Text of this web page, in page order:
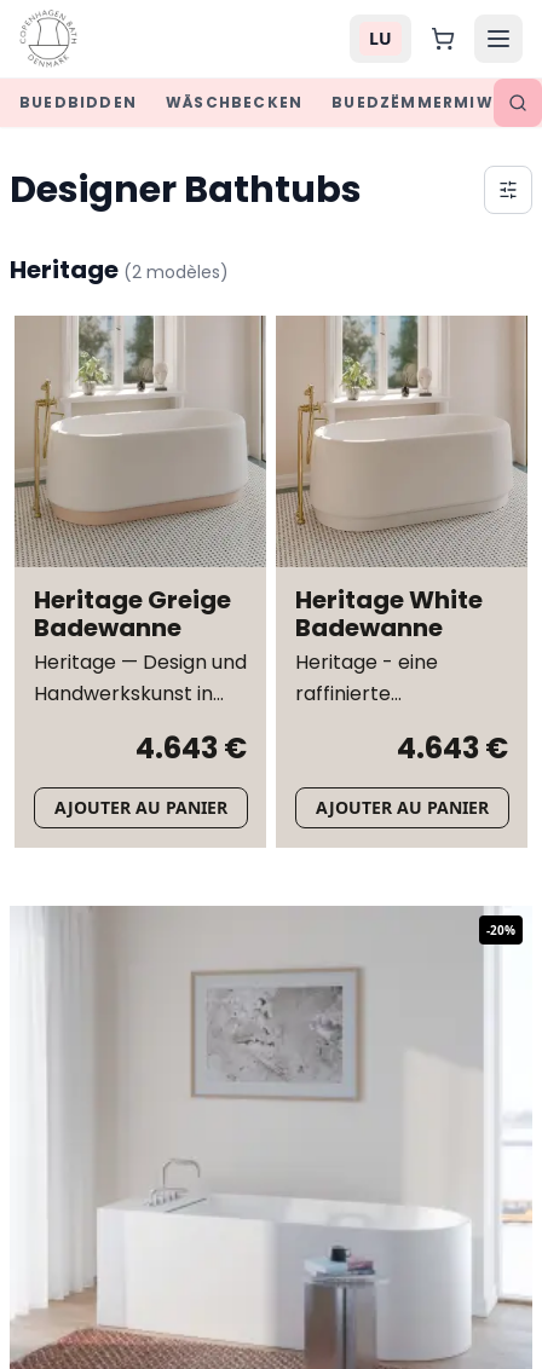
LU
BUEDBIDDEN WÄSCHBECKEN
Designer Bathtubs
Heritage (2 modèles)
Heritage Greige
Badewanne
Heritage — Design und
Handwerkskunst in
4.643 €
AJOUTER AU PANIER
Heritage White
Badewanne
Heritage - eine
raffinierte
dänischen Designs
4.643 €
AJOUTER AU PANIER
-20%